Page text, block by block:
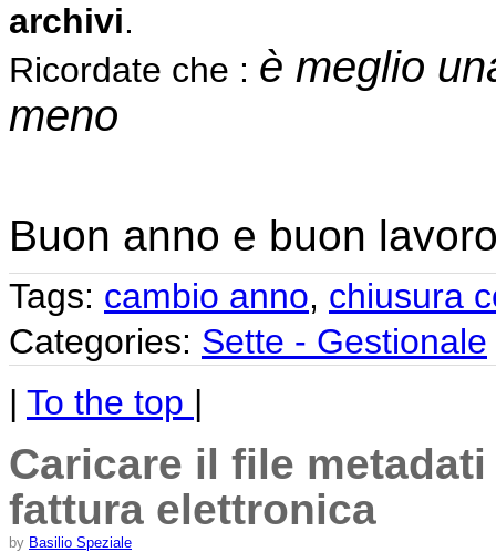
archivi.
Ricordate che : è meglio
meno
Buon anno e buon
Tags: cambio anno, chiusura
Categories: Sette - Gestionale
| To the top |
Caricare il file
fattura elettronica
by Basilio Speziale